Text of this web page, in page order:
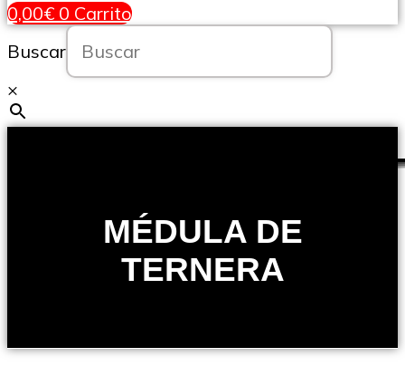
0,00€ 0 Carrito
Buscar
×
MÉDULA DE
TERNERA